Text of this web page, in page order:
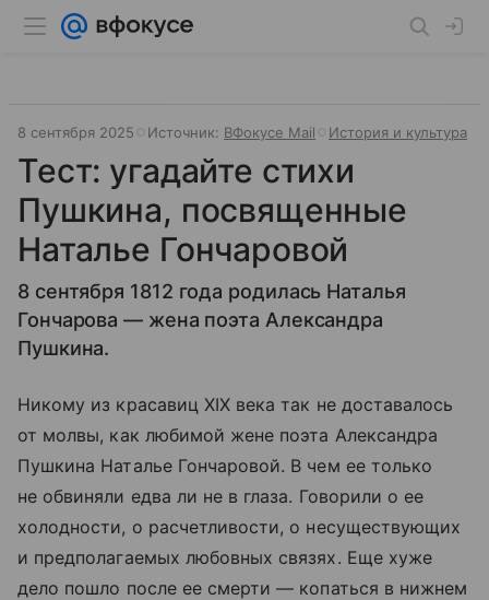
8 сентября 2025 Источник: ВФокусе Mail История и культура
Тест: угадайте стихи
Пушкина, посвященные
Наталье Гончаровой
8 сентября 1812 года родилась Наталья
Гончарова — жена поэта Александра
Пушкина.
Никому из красавиц XIX века так не доставалось
от молвы, как любимой жене поэта Александра
Пушкина Наталье Гончаровой. В чем ее только
не обвиняли едва ли не в глаза. Говорили о ее
холодности, о расчетливости, о несуществующих
и предполагаемых любовных связях. Еще хуже
дело пошло после ее смерти — копаться в нижнем